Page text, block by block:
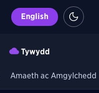
English
Tywydd
Amaeth ac Amgylchedd